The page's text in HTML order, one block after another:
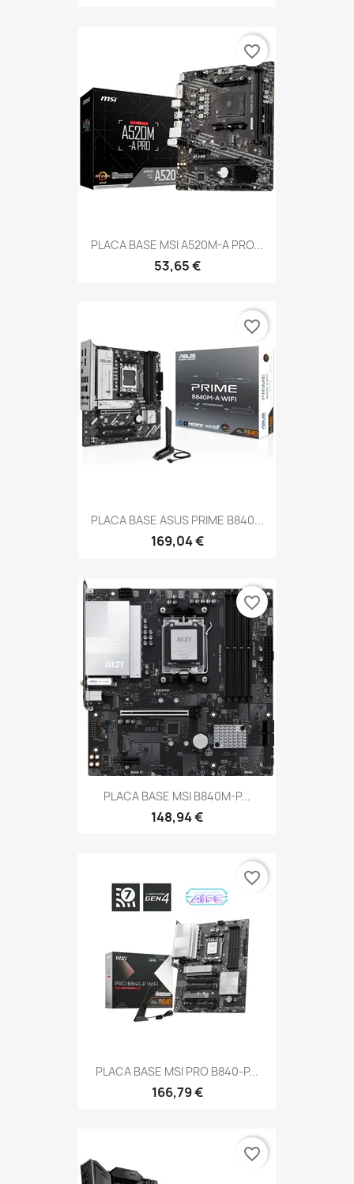
PLACA BASE MSI A520M-A PRO...
53,65 €
favorite_border
PLACA BASE ASUS PRIME B840...
169,04 €
favorite_border
PLACA BASE MSI B840M-P...
148,94 €
favorite_border
PLACA BASE MSI PRO B840-P...
166,79 €
favorite_border
favorite_border